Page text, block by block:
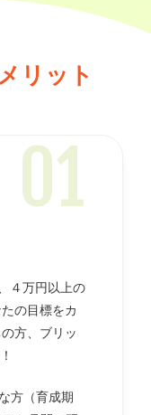
リット
４万円以上の
の目標をカ
方、ブリッ
方（育成期